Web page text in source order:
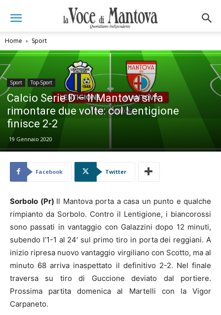
Home Sport
Sport Top-Sport
Calcio Serie D – Il Mantova si fa
rimontare due volte: col Lentigione
finisce 2-2
19 Gennaio 2020
Facebook Twitter
Sorbolo (Pr) Il Mantova porta a casa un punto e qualche
rimpianto da Sorbolo. Contro il Lentigione, i biancorossi
sono passati in vantaggio con Galazzini dopo 12 minuti,
subendo l’1-1 al 24′ sul primo tiro in porta dei reggiani. A
inizio ripresa nuovo vantaggio virgiliano con Scotto, ma al
minuto 68 arriva inaspettato il definitivo 2-2. Nel finale
traversa su tiro di Guccione deviato dal portiere.
Prossima partita domenica al Martelli con la Vigor
Carpaneto.